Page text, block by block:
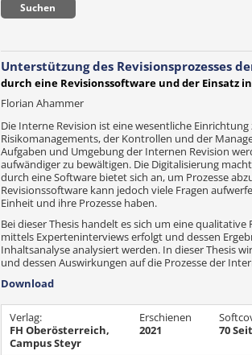
Unterstützung des Revisionsprozesses
durch eine Revisionssoftware und der Einsatz
Florian Ahammer
Die Interne Revision ist eine wesentliche
Risikomanagements, der Kontrollen und der
Aufgaben und Umgebung der Internen Revision
aufwändiger zu bewältigen. Die Digitalisierung
durch eine Software bietet sich an, um Prozesse
Revisionssoftware kann jedoch viele Fragen
Einheit und ihre Prozesse haben.
Bei dieser Thesis handelt es sich um eine
mittels Experteninterviews erfolgt und dessen
Inhaltsanalyse analysiert werden. In dieser Thesis
und dessen Auswirkungen auf die Prozesse der
Download
Verlag:
FH Oberösterreich,
Campus Steyr
Erschienen
2021
70